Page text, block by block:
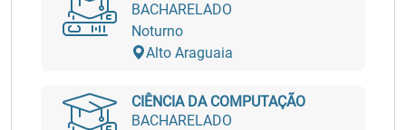
BACHARELADO
Noturno
Alto Araguaia
CIÊNCIA DA COMPUTAÇÃO
BACHARELADO